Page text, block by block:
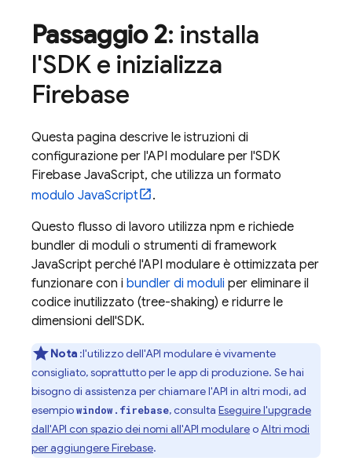
Passaggio 2: installa
l'SDK e inizializza
Firebase
Questa pagina descrive le istruzioni di
configurazione per l'API modulare per l'SDK
Firebase JavaScript, che utilizza un formato
modulo JavaScript
.
Questo flusso di lavoro utilizza npm e richiede
bundler di moduli o strumenti di framework
JavaScript perché l'API modulare è ottimizzata per
funzionare con i bundler di moduli per eliminare il
codice inutilizzato (tree-shaking) e ridurre le
dimensioni dell'SDK.
Nota :l'utilizzo dell'API modulare è vivamente
consigliato, soprattutto per le app di produzione. Se hai
bisogno di assistenza per chiamare l'API in altri modi, ad
esempiowindow.firebase, consulta Eseguire l'upgrade
dall'API con spazio dei nomi all'API modulareoAltri modi
per aggiungere Firebase.